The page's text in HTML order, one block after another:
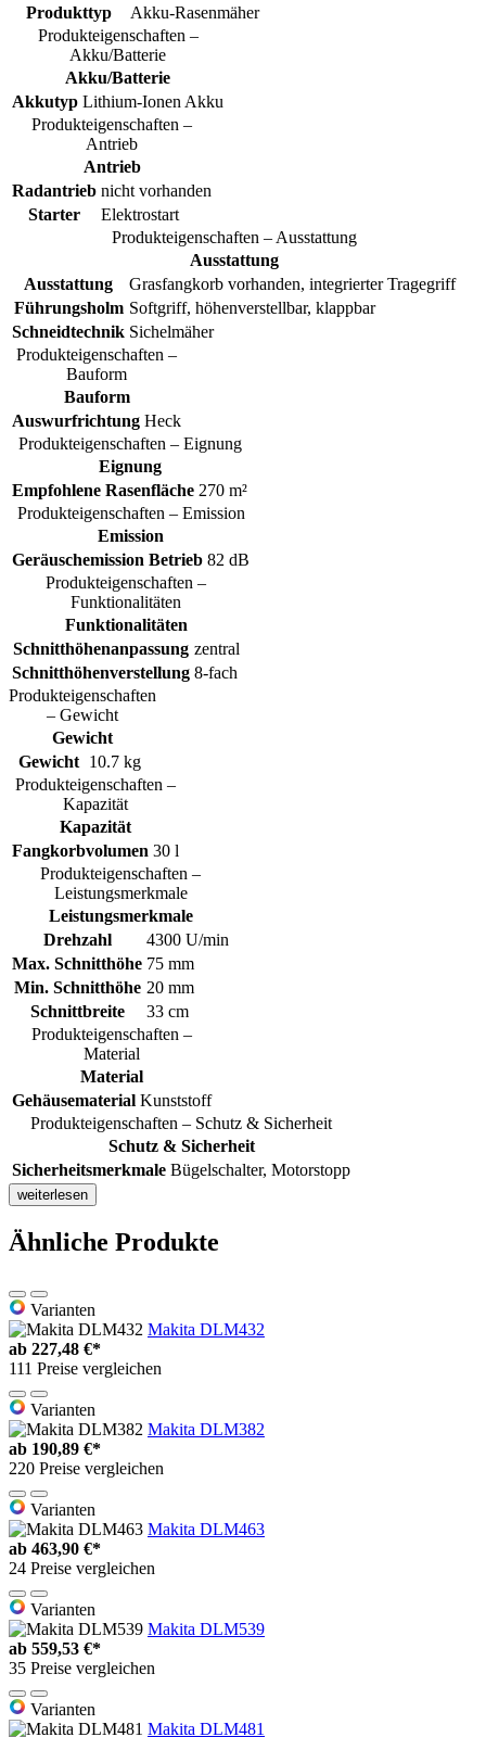
Produkttyp
Akku-Rasenmäher
Produkteigenschaften –
Akku/Batterie
Akku/Batterie
Akkutyp Lithium-Ionen Akku
Produkteigenschaften –
Antrieb
Antrieb
Radantrieb nicht vorhanden
Starter
Elektrostart
Produkteigenschaften – Ausstattung
Ausstattung
Ausstattung
Grasfangkorb vorhanden, integrierter Tragegriff
Führungsholm Softgriff, höhenverstellbar, klappbar
Schneidtechnik Sichelmäher
Produkteigenschaften –
Bauform
Bauform
Auswurfrichtung Heck
Produkteigenschaften – Eignung
Eignung
Empfohlene Rasenfläche 270 m²
Produkteigenschaften – Emission
Emission
Geräuschemission Betrieb 82 dB
Produkteigenschaften –
Funktionalitäten
Funktionalitäten
Schnitthöhenanpassung zentral
Schnitthöhenverstellung 8-fach
Produkteigenschaften
– Gewicht
Gewicht
Gewicht
10.7 kg
Produkteigenschaften –
Kapazität
Kapazität
Fangkorbvolumen 30 l
Produkteigenschaften –
Leistungsmerkmale
Leistungsmerkmale
Drehzahl
4300 U/min
Max. Schnitthöhe 75 mm
Min. Schnitthöhe 20 mm
Schnittbreite
33 cm
Produkteigenschaften –
Material
Material
Gehäusematerial Kunststoff
Produkteigenschaften – Schutz & Sicherheit
Schutz & Sicherheit
Sicherheitsmerkmale Bügelschalter, Motorstopp
weiterlesen
Ähnliche Produkte
Varianten
Makita DLM432
ab 227,48 €*
111 Preise vergleichen
Varianten
Makita DLM382
ab 190,89 €*
220 Preise vergleichen
Varianten
Makita DLM463
ab 463,90 €*
24 Preise vergleichen
Varianten
Makita DLM539
ab 559,53 €*
35 Preise vergleichen
Varianten
Makita DLM481